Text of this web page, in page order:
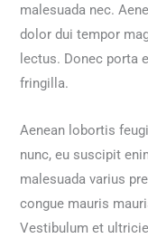
malesuada nec.
dolor dui tempor
lectus. Donec porta
fringilla.
Aenean lobortis
nunc, eu suscipit
malesuada varius
congue mauris
Vestibulum et